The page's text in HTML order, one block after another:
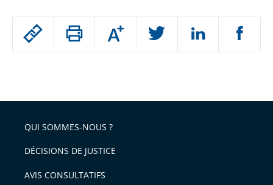
Passer
arriver
après
Augmenter
ou
l'article
pour
avant
QUI SOMMES-NOUS ?
DÉCISIONS DE JUSTICE
AVIS CONSULTATIFS